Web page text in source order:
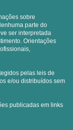
sobre
parte do
ser interpretada
Orientações
pelas leis de
e/ou distribuídos sem
publicadas em links